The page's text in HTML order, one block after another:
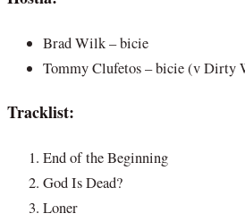
Brad Wilk – bicie
Tommy Clufetos – bicie (v Dirty
Tracklist:
End of the Beginning
God Is Dead?
Loner